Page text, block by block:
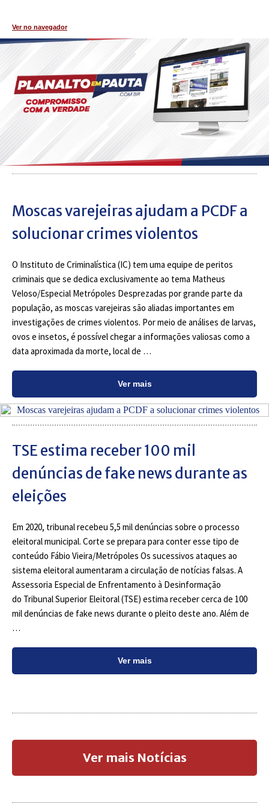
Ver no navegador
Moscas varejeiras ajudam a PCDF a
solucionar crimes violentos
O Instituto de Criminalística (IC) tem uma equipe de peritos
criminais que se dedica exclusivamente ao tema Matheus
Veloso/Especial Metrópoles Desprezadas por grande parte da
população, as moscas varejeiras são aliadas importantes em
investigações de crimes violentos. Por meio de análises de larvas,
ovos e insetos, é possível chegar a informações valiosas como a
data aproximada da morte, local de …
Ver mais
TSE estima receber 100 mil
denúncias de fake news durante as
eleições
Em 2020, tribunal recebeu 5,5 mil denúncias sobre o processo
eleitoral municipal. Corte se prepara para conter esse tipo de
conteúdo Fábio Vieira/Metrópoles Os sucessivos ataques ao
sistema eleitoral aumentaram a circulação de notícias falsas. A
Assessoria Especial de Enfrentamento à Desinformação
do Tribunal Superior Eleitoral (TSE) estima receber cerca de 100
mil denúncias de fake news durante o pleito deste ano. Além de
…
Ver mais
Ver mais Notícias